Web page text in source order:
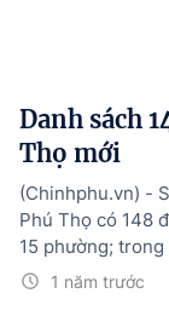
Danh sách
Thọ mới
1 năm trước
(Chinhphu.vn) -
Phú Thọ có 148
15 phường; trong